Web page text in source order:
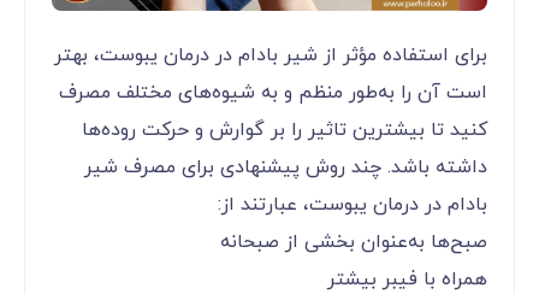
برای استفاده مؤثر از شیر بادام در درمان یبوست، بهتر
است آن را به‌طور منظم و به شیوه‌های مختلف مصرف
کنید تا بیشترین تاثیر را بر گوارش و حرکت روده‌ها
داشته باشد. چند روش پیشنهادی برای مصرف شیر
بادام در درمان یبوست، عبارتند از:
صبح‌ها به‌عنوان بخشی از صبحانه
همراه با فیبر بیشتر